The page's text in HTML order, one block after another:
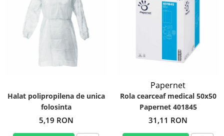
Halat polipropilena de unica
folosinta
5,19 RON
Papernet
Rola cearceaf medical 50x50
Papernet 401845
31,11 RON